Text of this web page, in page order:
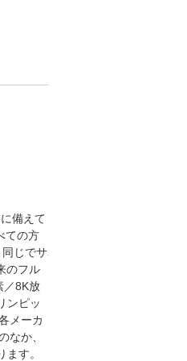
備えて
ての方
じでサ
のフル
／8K放
ンピッ
メーカ
なか、
す。